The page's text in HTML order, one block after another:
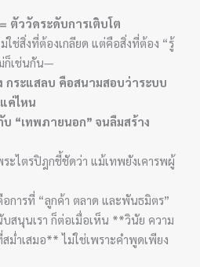
ตัววัดระดับการเติบโต
ใช่สิ่งที่ต้องเกลียด แต่คือสิ่งที่ต้อง “รู้
ก็เช่นกัน—
กระแสลบ คือสนามสอบว่าระบบ
ค่ไหน
“เทพภายนอก” จนลืมสร้าง
ะไตรปิฎกชี้ชัดว่า แม้เทพยังเคารพผู้
การที่ “ลูกค้า ตลาด และพันธมิตร”
สนุนเรา ก็ต่อเมื่อเห็น **วินัย ความ
ม่ำเสมอ** ไม่ใช่เพราะคำพูดเพียง